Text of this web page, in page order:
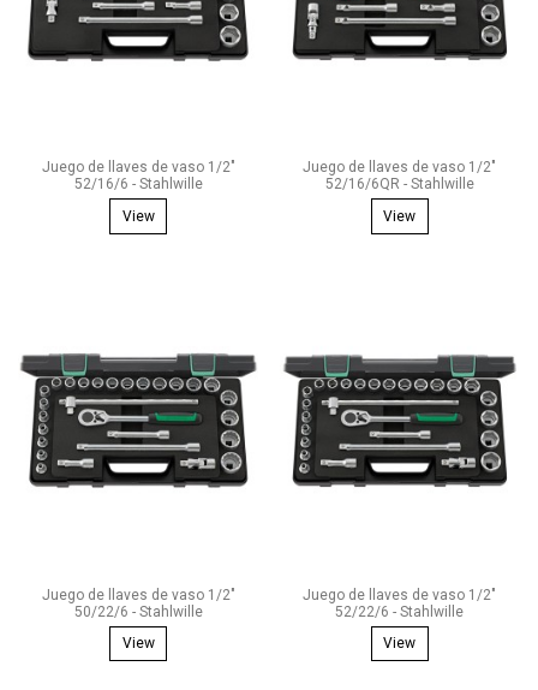
Juego de llaves de vaso 1/2"
52/16/6 - Stahlwille
View
Juego de llaves de vaso 1/2"
52/16/6QR - Stahlwille
View
Juego de llaves de vaso 1/2"
50/22/6 - Stahlwille
View
Juego de llaves de vaso 1/2"
52/22/6 - Stahlwille
View